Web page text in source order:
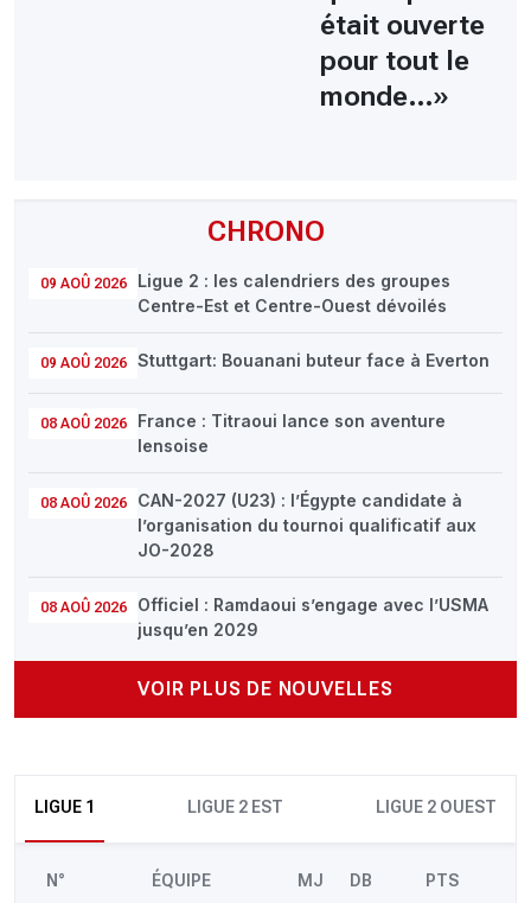
CHRONO
09 AOÛ 2026
Ligue 2 : les calendriers des groupes
Centre-Est et Centre-Ouest dévoilés
09 AOÛ 2026 Stuttgart: Bouanani buteur face à Everton
08 AOÛ 2026
France : Titraoui lance son aventure
lensoise
08 AOÛ 2026
CAN-2027 (U23) : l’Égypte candidate à
l’organisation du tournoi qualificatif aux
JO-2028
08 AOÛ 2026
Officiel : Ramdaoui s’engage avec l’USMA
jusqu’en 2029
VOIR PLUS DE NOUVELLES
LIGUE 1 LIGUE 2 EST LIGUE 2 OUEST
N° ÉQUIPE MJ DB PTS
était ouverte
pour tout le
monde…»